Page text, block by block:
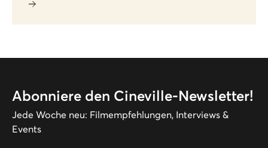
Abonniere den Cineville-Newsletter!
Jede Woche neu: Filmempfehlungen, Interviews &
Events